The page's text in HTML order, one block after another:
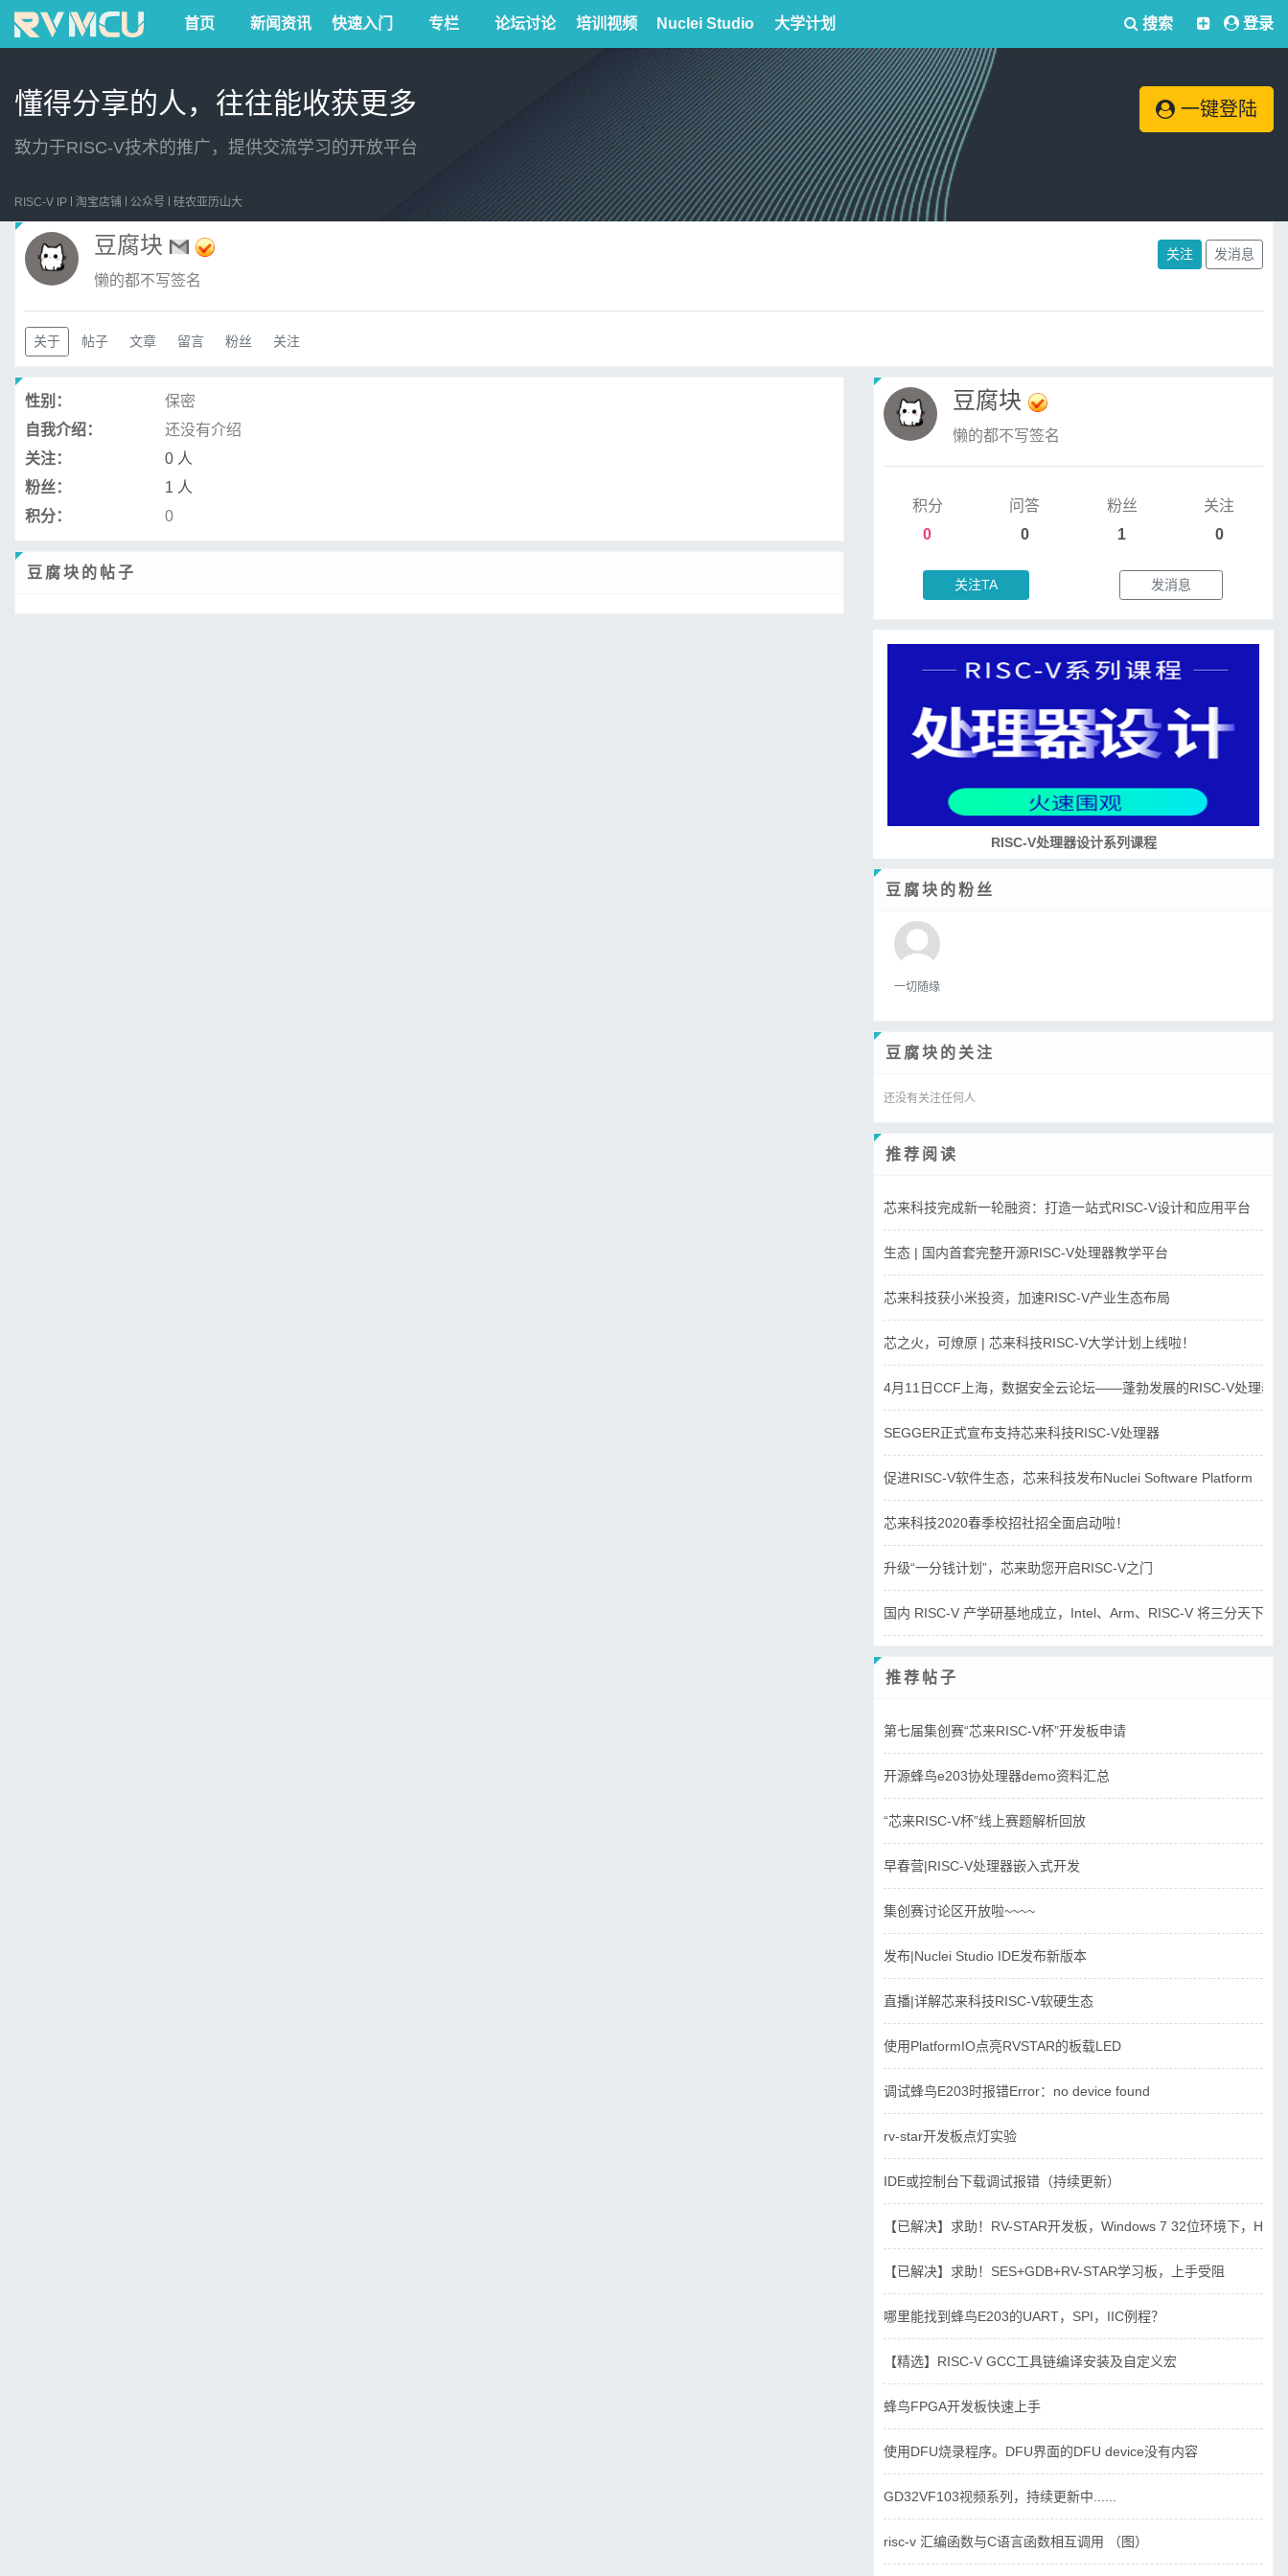
首页 新闻资讯 快速入门 专栏 论坛讨论 培训视频 Nuclei Studio 大学计划 搜索 登录
懂得分享的人，往往能收获更多
致力于RISC-V技术的推广，提供交流学习的开放平台
一键登陆
RISC-V IP 淘宝店铺 公众号 硅农亚历山大
豆腐块
懒的都不写签名
关注 发消息
关于 帖子 文章 留言 粉丝 关注
性别：
保密
自我介绍：
还没有介绍
关注：
0 人
粉丝：
1 人
积分：
0
豆腐块的帖子
豆腐块
懒的都不写签名
积分
0
问答
0
粉丝
1
关注
0
关注TA 发消息
RISC-V处理器设计系列课程
豆腐块的粉丝
一切随缘
豆腐块的关注
还没有关注任何人
推荐阅读
芯来科技完成新一轮融资：打造一站式RISC-V设计和应用平台
生态 | 国内首套完整开源RISC-V处理器教学平台
芯来科技获小米投资，加速RISC-V产业生态布局
芯之火，可燎原 | 芯来科技RISC-V大学计划上线啦！
4月11日CCF上海，数据安全云论坛——蓬勃发展的RISC-V处理器
SEGGER正式宣布支持芯来科技RISC-V处理器
促进RISC-V软件生态，芯来科技发布Nuclei Software Platform
芯来科技2020春季校招社招全面启动啦！
升级“一分钱计划”，芯来助您开启RISC-V之门
国内 RISC-V 产学研基地成立，Intel、Arm、RISC-V 将三分天下？
推荐帖子
第七届集创赛“芯来RISC-V杯”开发板申请
开源蜂鸟e203协处理器demo资料汇总
“芯来RISC-V杯”线上赛题解析回放
早春营|RISC-V处理器嵌入式开发
集创赛讨论区开放啦~~~~
发布|Nuclei Studio IDE发布新版本
直播|详解芯来科技RISC-V软硬生态
使用PlatformIO点亮RVSTAR的板载LED
调试蜂鸟E203时报错Error：no device found
rv-star开发板点灯实验
IDE或控制台下载调试报错（持续更新）
【已解决】求助！RV-STAR开发板，Windows 7 32位环境下，
【已解决】求助！SES+GDB+RV-STAR学习板，上手受阻
哪里能找到蜂鸟E203的UART，SPI，IIC例程？
【精选】RISC-V GCC工具链编译安装及自定义宏
蜂鸟FPGA开发板快速上手
使用DFU烧录程序。DFU界面的DFU device没有内容
GD32VF103视频系列，持续更新中......
risc-v 汇编函数与C语言函数相互调用 （图）